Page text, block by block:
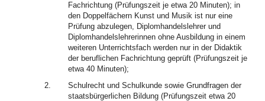
Fachrichtung (Prüfungszeit je etwa 20 Minuten); in
den Doppelfächern Kunst und Musik ist nur eine
Prüfung abzulegen, Diplomhandelslehrer und
Diplomhandelslehrerinnen ohne Ausbildung in einem
weiteren Unterrichtsfach werden nur in der Didaktik
der beruflichen Fachrichtung geprüft (Prüfungszeit je
etwa 40 Minuten);
2.
Schulrecht und Schulkunde sowie Grundfragen der
staatsbürgerlichen Bildung (Prüfungszeit etwa 20